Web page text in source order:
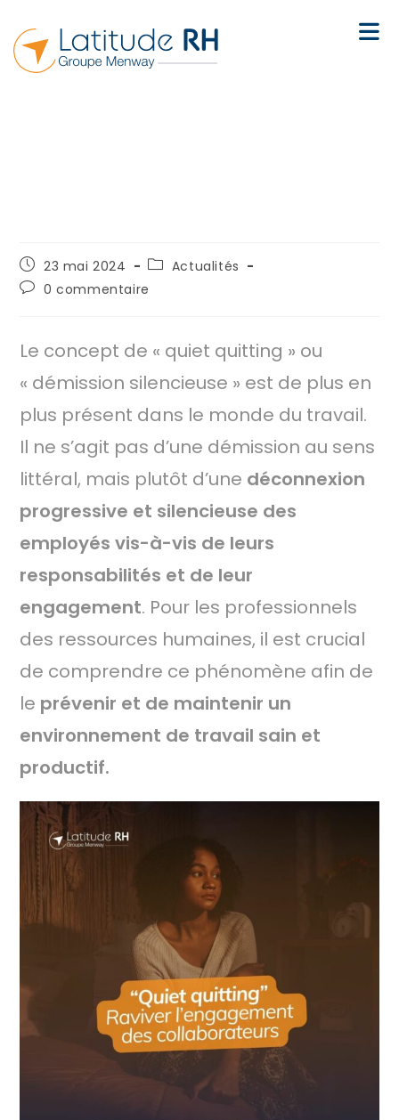
23 mai 2024
Actualités
0 commentaire
Le concept de « quiet quitting » ou
« démission silencieuse » est de plus en
plus présent dans le monde du travail.
Il ne s’agit pas d’une démission au sens
littéral, mais plutôt d’une déconnexion
progressive et silencieuse des
employés vis-à-vis de leurs
responsabilités et de leur
engagement. Pour les professionnels
des ressources humaines, il est crucial
de comprendre ce phénomène afin de
le prévenir et de maintenir un
environnement de travail sain et
productif.